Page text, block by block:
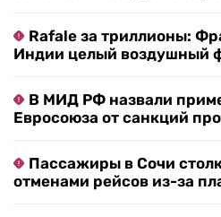
Rafale за триллионы:
Индии целый воздушный
В МИД РФ назвали
Евросоюза от санкций
Пассажиры в Сочи
отменами рейсов из-за